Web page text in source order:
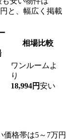
と、幅広く掲載
相場比較
ワンルームよ
り
18,994円安い
格帯は5～7万円